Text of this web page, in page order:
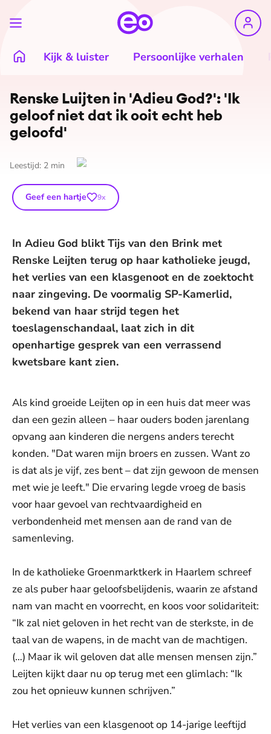
Kijk & luister Persoonlijke verhalen
Renske Luijten in 'Adieu God?': 'Ik
geloof niet dat ik ooit echt heb
geloofd'
Leestijd: 2 min
Geef een hartje 9x
In Adieu God blikt Tijs van den Brink met
Renske Leijten terug op haar katholieke jeugd,
het verlies van een klasgenoot en de zoektocht
naar zingeving. De voormalig SP-Kamerlid,
bekend van haar strijd tegen het
toeslagenschandaal, laat zich in dit
openhartige gesprek van een verrassend
kwetsbare kant zien.
Als kind groeide Leijten op in een huis dat meer was
dan een gezin alleen – haar ouders boden jarenlang
opvang aan kinderen die nergens anders terecht
konden. "Dat waren mijn broers en zussen. Want zo
is dat als je vijf, zes bent – dat zijn gewoon de mensen
met wie je leeft." Die ervaring legde vroeg de basis
voor haar gevoel van rechtvaardigheid en
verbondenheid met mensen aan de rand van de
samenleving.
In de katholieke Groenmarktkerk in Haarlem schreef
ze als puber haar geloofsbelijdenis, waarin ze afstand
nam van macht en voorrecht, en koos voor solidariteit:
“Ik zal niet geloven in het recht van de sterkste, in de
taal van de wapens, in de macht van de machtigen.
(…) Maar ik wil geloven dat alle mensen mensen zijn.”
Leijten kijkt daar nu op terug met een glimlach: “Ik
zou het opnieuw kunnen schrijven.”
Het verlies van een klasgenoot op 14-jarige leeftijd